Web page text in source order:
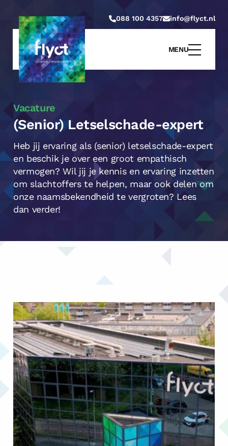
088 100 4357 info@flyct.nl
MENU
Vacature
(Senior) Letselschade-expert
Heb jij ervaring als (senior) letselschade-expert
en beschik je over een groot empathisch
vermogen? Wil jij je kennis en ervaring inzetten
om slachtoffers te helpen, maar ook delen om
onze naamsbekendheid te vergroten? Lees
dan verder!